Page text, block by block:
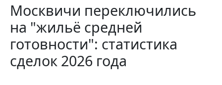
Москвичи переключились
на "жильё средней
готовности": статистика
сделок 2026 года